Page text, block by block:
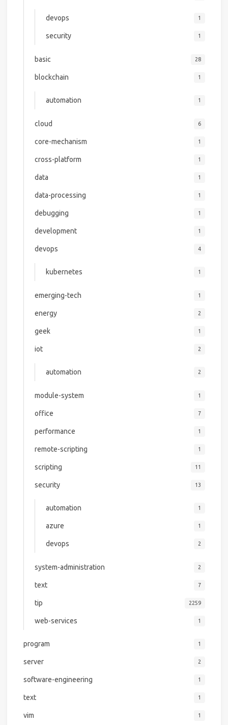
devops 1
security 1
basic 28
blockchain 1
automation 1
cloud 6
core-mechanism 1
cross-platform 1
data 1
data-processing 1
debugging 1
development 1
devops 4
kubernetes 1
emerging-tech 1
energy 2
geek 1
iot 2
automation 2
module-system 1
office 7
performance 1
remote-scripting 1
scripting 11
security 13
automation 1
azure 1
devops 2
system-administration 2
text 7
tip 2259
web-services 1
program 1
server 2
software-engineering 1
text 1
vim 1